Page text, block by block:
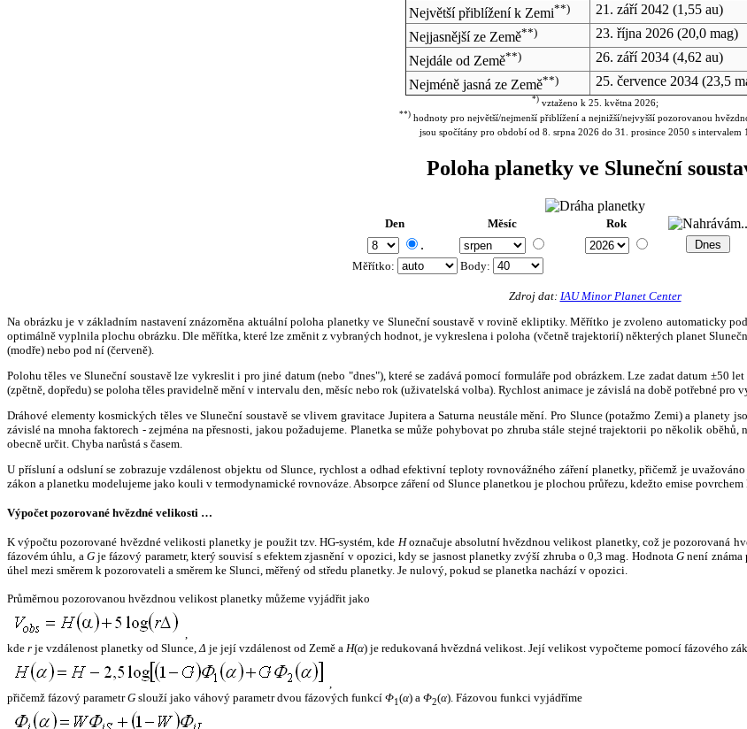
Největší přiblížení k Zemi**) 21. září 2042 (1,55 au)
Nejjasnější ze Země**) 23. října 2026(20,0 mag)
Nejdále od Země**) 26. září 2034(4,62 au)
Nejméně jasná ze Země**) 25. července 2034(23,5
*)vztaženo k 25. května 2026;
**) hodnoty pro největší/nejmenší přiblížení a nejnižší/nejvyšší pozorovanou
jsou spočítány pro období od 8. srpna 2026 do 31. prosince 2050 s intervalem
Poloha planetky ve Sluneční
Den Měsíc Rok
.
Měřítko: Body:
Zdroj dat: IAU Minor Planet Center
Na obrázku je v základním nastavení znázorněna aktuální poloha planetky ve Sluneční soustavě v rovině ekliptiky. Měřítko je zvoleno automaticky
optimálně vyplnila plochu obrázku. Dle měřítka, které lze změnit z vybraných hodnot, je vykreslena i poloha (včetně trajektorií) některých planet
(modře) nebo pod ní (červeně).
Polohu těles ve Sluneční soustavě lze vykreslit i pro jiné datum (nebo "dnes"), které se zadává pomocí formuláře pod obrázkem. Lze zadat datum ±50
(zpětně, dopředu) se poloha těles pravidelně mění v intervalu den, měsíc nebo rok (uživatelská volba). Rychlost animace je závislá na době potřebné pro
Dráhové elementy kosmických těles ve Sluneční soustavě se vlivem gravitace Jupitera a Saturna neustále mění. Pro Slunce (potažmo Zemi) a
závislé na mnoha faktorech - zejména na přesnosti, jakou požadujeme. Planetka se může pohybovat po zhruba stále stejné trajektorii po několik
obecně určit. Chyba narůstá s časem.
U přísluní a odsluní se zobrazuje vzdálenost objektu od Slunce, rychlost a odhad efektivní teploty rovnovážného záření planetky, přičemž je
zákon a planetku modelujeme jako kouli v termodynamické rovnováze. Absorpce záření od Slunce planetkou je plochou průřezu, kdežto emise povrchem
Výpočet pozorované hvězdné velikosti …
K výpočtu pozorované hvězdné velikosti planetky je použit tzv. HG-systém, kde Hoznačuje absolutní hvězdnou velikost planetky, což je pozorovaná
fázovém úhlu, a Gje fázový parametr, který souvisí s efektem zjasnění v opozici, kdy se jasnost planetky zvýší zhruba o 0,3 mag. HodnotaG není známa
úhel mezi směrem k pozorovateli a směrem ke Slunci, měřený od středu planetky. Je nulový, pokud se planetka nachází v opozici.
Průměrnou pozorovanou hvězdnou velikost planetky můžeme vyjádřit jako
,
kde r je vzdálenost planetky od Slunce,Δ je její vzdálenost od Země a H(α) je redukovaná hvězdná velikost. Její velikost vypočteme pomocí fázového
,
přičemž fázový parametrG slouží jako váhový parametr dvou fázových funkcí Φ1(α) a Φ2(α). Fázovou funkci vyjádříme